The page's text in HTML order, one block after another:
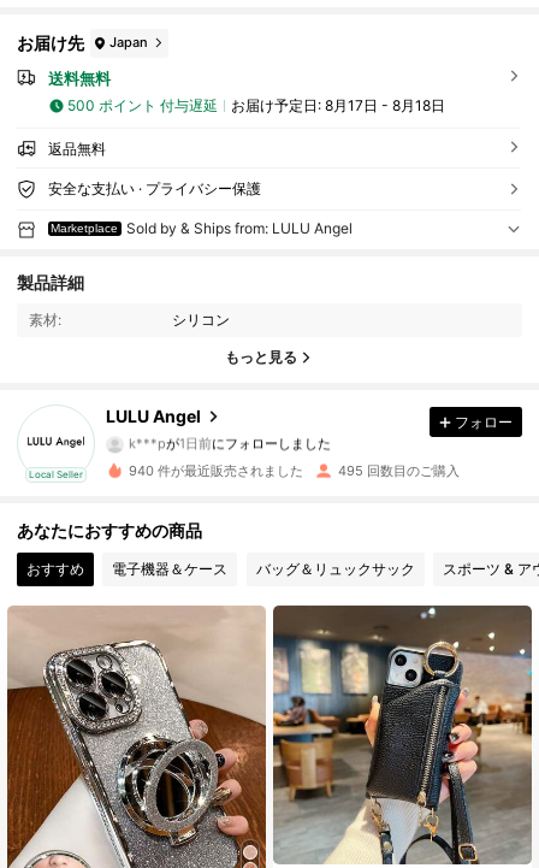
お届け先 Japan
送料無料
500 ポイント 付与遅延 お届け予定日: 8月17日 - 8月18日
返品無料
安全な支払い · プライバシー保護
Marketplace Sold by & Ships from: LULU Angel
製品詳細
素材: シリコン
もっと見る
Local Seller
LULU Angel
が1日前
4.71
188 フォロワー
4.71 188 フォロワー
4.71 188 フォロワー
4.71 188 フォロワー
4.71 188 フォロワー
4.71 188 フォロワー
フォロー
940 件が最近販売されました 495 回数目のご購入
あなたにおすすめの商品
おすすめ 電子機器＆ケース バッグ＆リュックサック スポーツ & ア
#4 ベストセラー
に iPhone 7/8 Plus カードホルダー型携帯電話ケース